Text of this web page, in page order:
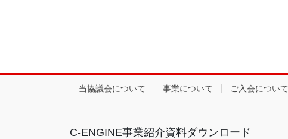
当協議会について 事業について ご入会について
C-ENGINE事業紹介資料ダウンロード